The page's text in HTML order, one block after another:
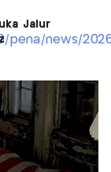
Jalur